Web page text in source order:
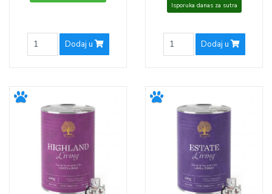
Dodaj u
Isporuka danas za sutra
Dodaj u